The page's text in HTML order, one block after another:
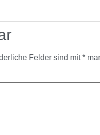
Felder sind mit*